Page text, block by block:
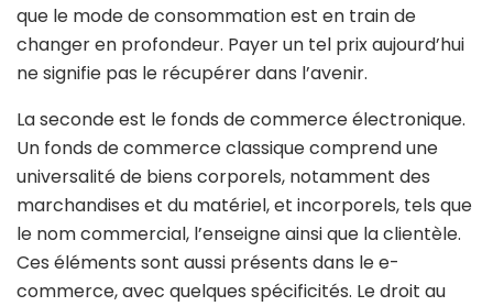
que le mode de consommation est en train de
changer en profondeur. Payer un tel prix aujourd’hui
ne signifie pas le récupérer dans l’avenir.
La seconde est le fonds de commerce électronique.
Un fonds de commerce classique comprend une
universalité de biens corporels, notamment des
marchandises et du matériel, et incorporels, tels que
le nom commercial, l’enseigne ainsi que la clientèle.
Ces éléments sont aussi présents dans le e-
commerce, avec quelques spécificités. Le droit au